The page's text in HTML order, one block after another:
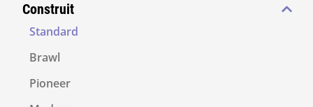
Construit
Standard
Brawl
Pioneer